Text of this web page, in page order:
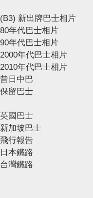
(B3) 新出牌巴士相片
80年代巴士相片
90年代巴士相片
2000年代巴士相片
2010年代巴士相片
昔日中巴
保留巴士
英國巴士
新加坡巴士
飛行報告
日本鐵路
台灣鐵路